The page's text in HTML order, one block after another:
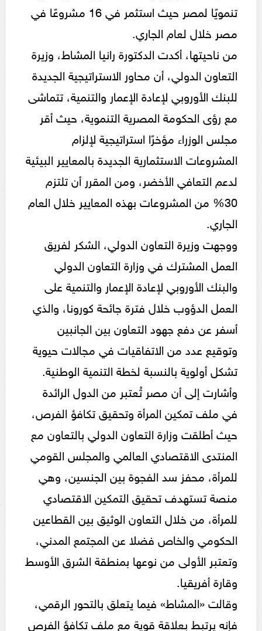
تنمويًا لمصر حيث استثمر في 16 مشروعًا في
مصر خلال لعام الجاري.
من ناحيتها، أكدت الدكتورة رانيا المشاط، وزيرة
التعاون الدولي، أن محاور الاستراتيجية الجديدة
للبنك الأوروبي لإعادة الإعمار والتنمية، تتماشى
مع رؤى الحكومة المصرية التنموية، حيث أقر
مجلس الوزراء مؤخرًا استراتيجية لإلزام
المشروعات الاستثمارية الجديدة بالمعايير البيئية
لدعم التعافي الأخضر، ومن المقرر أن تلتزم
30% من المشروعات بهذه المعايير خلال العام
الجاري.
ووجهت وزيرة التعاون الدولي، الشكر لفريق
العمل المشترك في وزارة التعاون الدولي
والبنك الأوروبي لإعادة الإعمار والتنمية على
العمل الدؤوب خلال فترة جائحة كورونا، والذي
أسفر عن دفع جهود التعاون بين الجانبين
وتوقيع عدد من الاتفاقيات في مجالات حيوية
تشكل أولوية بالنسبة لخطة التنمية الوطنية.
وأشارت إلى أن مصر تُعتبر من الدول الرائدة
في ملف تمكين المرأة وتحقيق تكافؤ الفرص،
حيث أطلقت وزارة التعاون الدولي بالتعاون مع
المنتدى الاقتصادي العالمي والمجلس القومي
للمرأة، محفز سد الفجوة بين الجنسين، وهي
منصة تستهدف تحقيق التمكين الاقتصادي
للمرأة، من خلال التعاون الوثيق بين القطاعين
الحكومي والخاص فضلا عن المجتمع المدني،
وتعتبر الأولى من نوعها بمنطقة الشرق الأوسط
وقارة أفريقيا.
وقالت «المشاط» فيما يتعلق بالتحور الرقمي،
فإنه يرتبط بعلاقة قوية مع ملف تكافؤ الفرص